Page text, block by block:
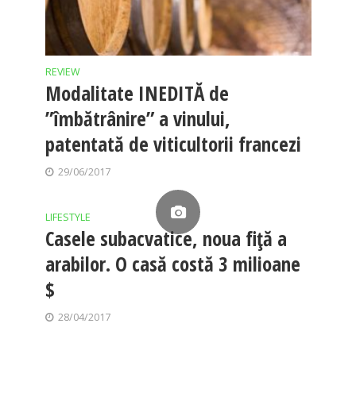
REVIEW
Modalitate INEDITĂ de
”îmbătrânire” a vinului,
patentată de viticultorii francezi
29/06/2017
LIFESTYLE
Casele subacvatice, noua fiţă a
arabilor. O casă costă 3 milioane
$
28/04/2017